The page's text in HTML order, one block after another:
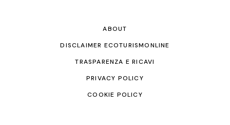
ABOUT
DISCLAIMER ECOTURISMONLINE
TRASPARENZA E RICAVI
PRIVACY POLICY
COOKIE POLICY